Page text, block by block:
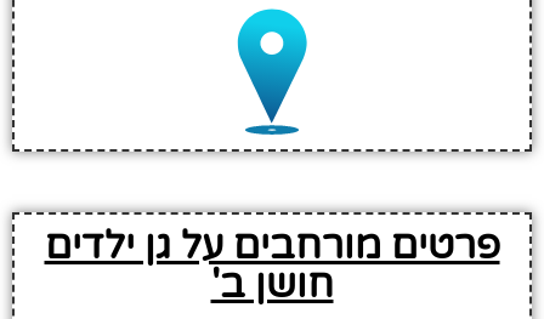
פרטים מורחבים על גן ילדים
חושן ב'